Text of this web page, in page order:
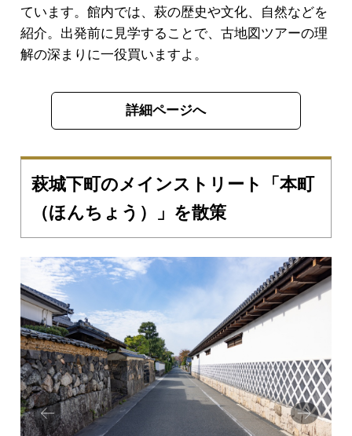
ています。館内では、萩の歴史や文化、自然などを
紹介。出発前に見学することで、古地図ツアーの理
解の深まりに一役買いますよ。
詳細ページへ
萩城下町のメインストリート「本町
（ほんちょう）」を散策
Prev
ious
Next